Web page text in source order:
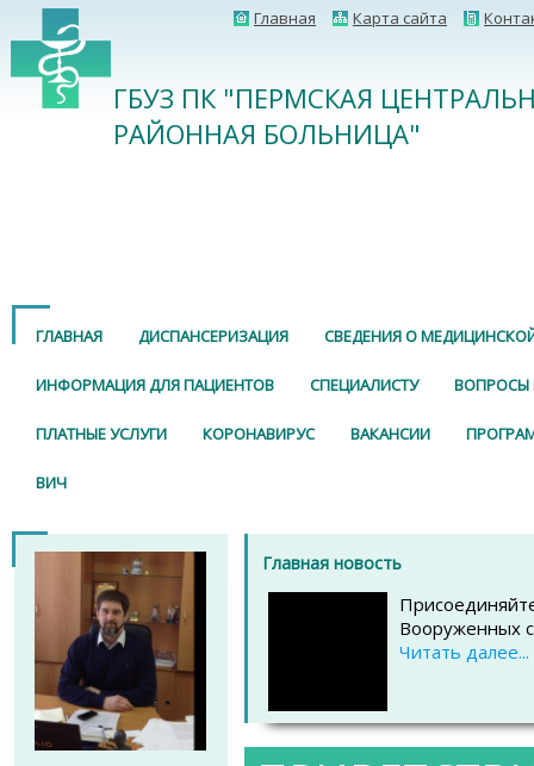
Главная Карта сайта
ГБУЗ ПК "ПЕРМСКАЯ
РАЙОННАЯ БОЛЬНИЦА"
ГЛАВНАЯ ДИСПАНСЕРИЗАЦИЯ СВЕДЕНИЯ О
ИНФОРМАЦИЯ ДЛЯ ПАЦИЕНТОВ СПЕЦИАЛИСТУ ВОПРОСЫ
ПЛАТНЫЕ УСЛУГИ КОРОНАВИРУС ВАКАНСИИ
ВИЧ
Главная новость
Вооруженных️
Читать далее...